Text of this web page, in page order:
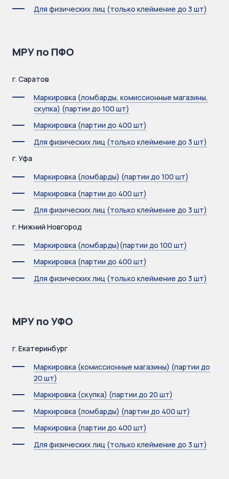
Для физических лиц (только клеймение до 3 шт)
МРУ по ПФО
г. Саратов
Маркировка (ломбарды, комиссионные магазины,
скупка) (партии до 100 шт)
Маркировка (партии до 400 шт)
Для физических лиц (только клеймение до 3 шт)
г. Уфа
Маркировка (ломбарды) (партии до 100 шт)
Маркировка (партии до 400 шт)
Для физических лиц (только клеймение до 3 шт)
г. Нижний Новгород
Маркировка (ломбарды)(партии до 100 шт)
Маркировка (партии до 400 шт)
Для физических лиц (только клеймение до 3 шт)
МРУ по УФО
г. Екатеринбург
Маркировка (комиссионные магазины) (партии до
20 шт)
Маркировка (скупка) (партии до 20 шт)
Маркировка (ломбарды) (партии до 400 шт)
Маркировка (партии до 400 шт)
Для физических лиц (только клеймение до 3 шт)